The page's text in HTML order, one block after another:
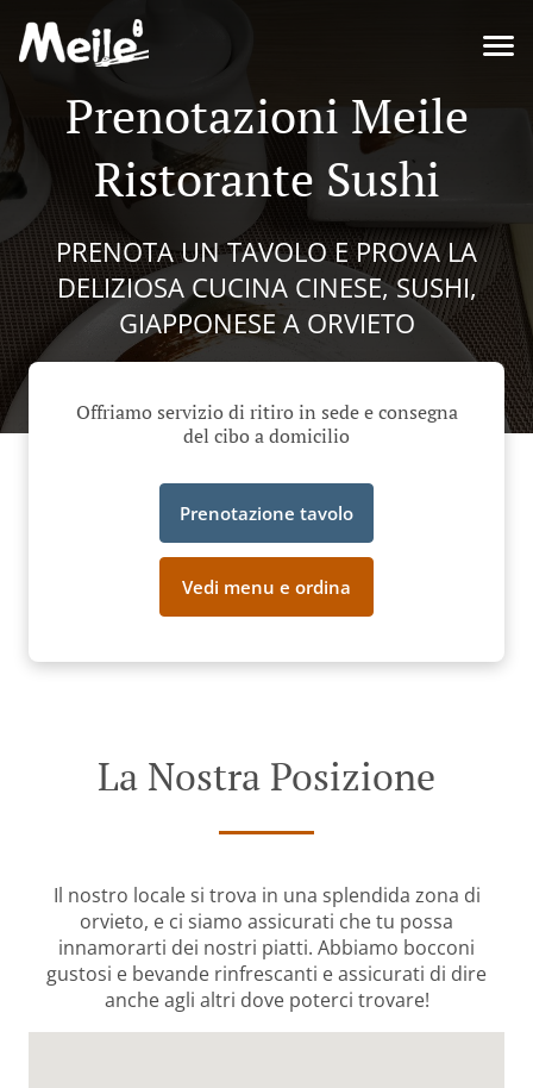
Prenotazioni Meile
Ristorante Sushi
PRENOTA UN TAVOLO E PROVA LA
DELIZIOSA CUCINA CINESE, SUSHI,
GIAPPONESE A ORVIETO
Offriamo servizio di ritiro in sede e consegna
del cibo a domicilio
Prenotazione tavolo
Vedi menu e ordina
La Nostra Posizione
Il nostro locale si trova in una splendida zona di
orvieto, e ci siamo assicurati che tu possa
innamorarti dei nostri piatti. Abbiamo bocconi
gustosi e bevande rinfrescanti e assicurati di dire
anche agli altri dove poterci trovare!